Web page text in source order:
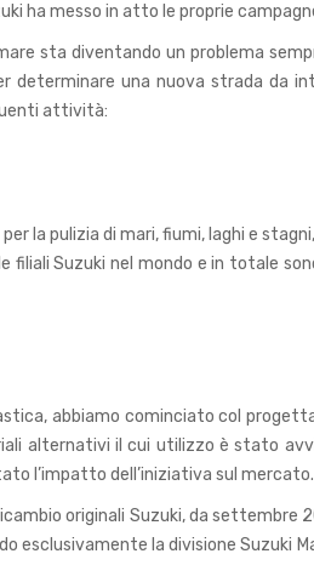
ha messo in atto le proprie
sta diventando un problema
determinare una nuova strada da
attività:
la pulizia di mari, fiumi, laghi e
filiali Suzuki nel mondo e in totale
abbiamo cominciato col
alternativi il cui utilizzo è stato
l’impatto dell’iniziativa sul mercato.
originali Suzuki, da
esclusivamente la divisione Suzuki